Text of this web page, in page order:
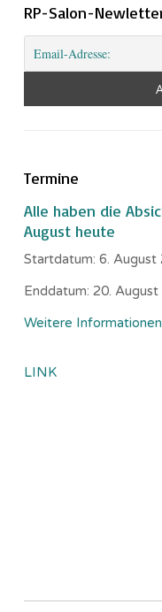
RP-Salon-
Termine
Alle haben die
August heute
Startdatum: 6. August
Enddatum: 20.
Weitere Informationen
LINK